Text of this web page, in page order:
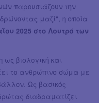
παρουσιάζουν την
μαζί", η οποία
2025 στο Λουτρό των
βιολογική και
το ανθρώπινο σώμα με
Ως βασικός
διαδραματίζει